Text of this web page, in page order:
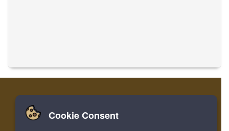
家 ログイン 登録
Cookie Consent